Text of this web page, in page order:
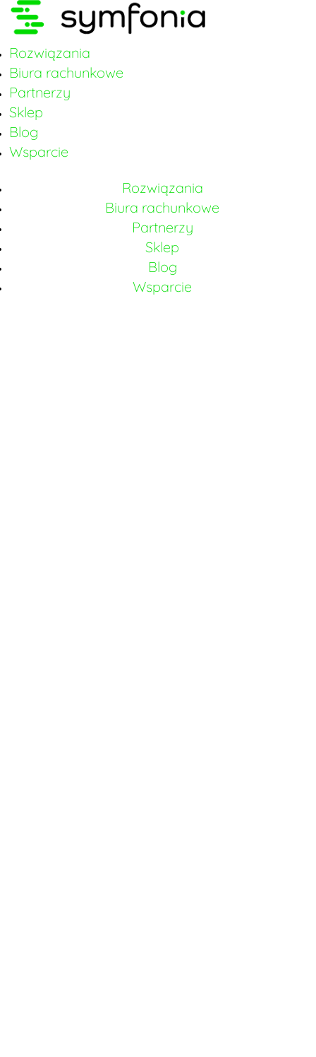
Rozwiązania
Biura rachunkowe
Partnerzy
Sklep
Blog
Wsparcie
Rozwiązania
Biura rachunkowe
Partnerzy
Sklep
Blog
Wsparcie